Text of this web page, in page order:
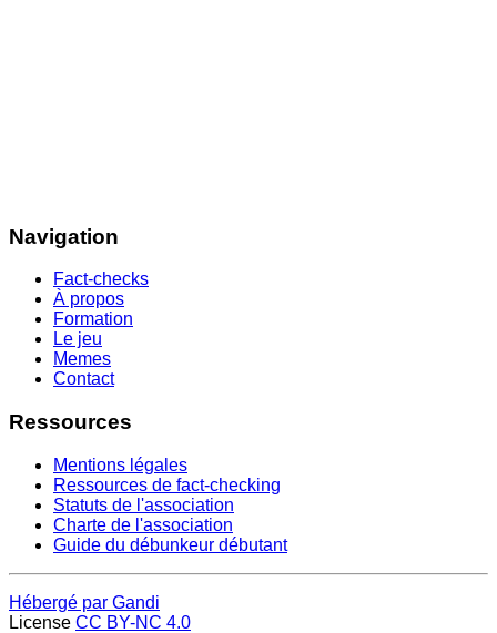
Navigation
Fact-checks
À propos
Formation
Le jeu
Memes
Contact
Ressources
Mentions légales
Ressources de fact-checking
Statuts de l'association
Charte de l'association
Guide du débunkeur débutant
Hébergé par Gandi
License CC BY-NC 4.0